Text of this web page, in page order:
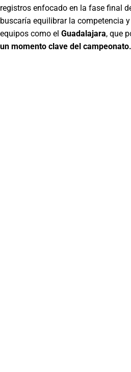
registros enfocado en la fase final
buscaría equilibrar la competencia
equipos como el Guadalajara, que
un momento clave del campeonato.